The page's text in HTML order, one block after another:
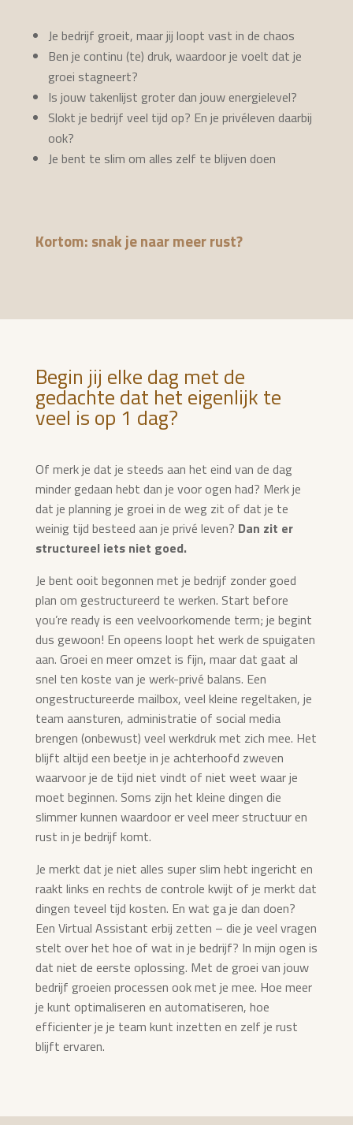
Je bedrijf groeit, maar jij loopt vast in de chaos
Ben je continu (te) druk, waardoor je voelt dat je
groei stagneert?
Is jouw takenlijst groter dan jouw energielevel?
Slokt je bedrijf veel tijd op? En je privéleven daarbij
ook?
Je bent te slim om alles zelf te blijven doen
Kortom: snak je naar meer rust?
Begin jij elke dag met de
gedachte dat het eigenlijk te
veel is op 1 dag?
Of merk je dat je steeds aan het eind van de dag
minder gedaan hebt dan je voor ogen had? Merk je
dat je planning je groei in de weg zit of dat je te
weinig tijd besteed aan je privé leven? Dan zit er
structureel iets niet goed.
Je bent ooit begonnen met je bedrijf zonder goed
plan om gestructureerd te werken. Start before
you’re ready is een veelvoorkomende term; je begint
dus gewoon! En opeens loopt het werk de spuigaten
aan. Groei en meer omzet is fijn, maar dat gaat al
snel ten koste van je werk-privé balans. Een
ongestructureerde mailbox, veel kleine regeltaken, je
team aansturen, administratie of social media
brengen (onbewust) veel werkdruk met zich mee. Het
blijft altijd een beetje in je achterhoofd zweven
waarvoor je de tijd niet vindt of niet weet waar je
moet beginnen. Soms zijn het kleine dingen die
slimmer kunnen waardoor er veel meer structuur en
rust in je bedrijf komt.
Je merkt dat je niet alles super slim hebt ingericht en
raakt links en rechts de controle kwijt of je merkt dat
dingen teveel tijd kosten. En wat ga je dan doen?
Een Virtual Assistant erbij zetten – die je veel vragen
stelt over het hoe of wat in je bedrijf? In mijn ogen is
dat niet de eerste oplossing. Met de groei van jouw
bedrijf groeien processen ook met je mee. Hoe meer
je kunt optimaliseren en automatiseren, hoe
efficienter je je team kunt inzetten en zelf je rust
blijft ervaren.